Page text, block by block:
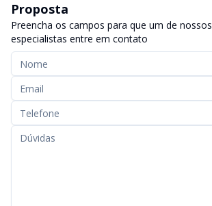
Proposta
Preencha os campos para que um de nossos
especialistas entre em contato